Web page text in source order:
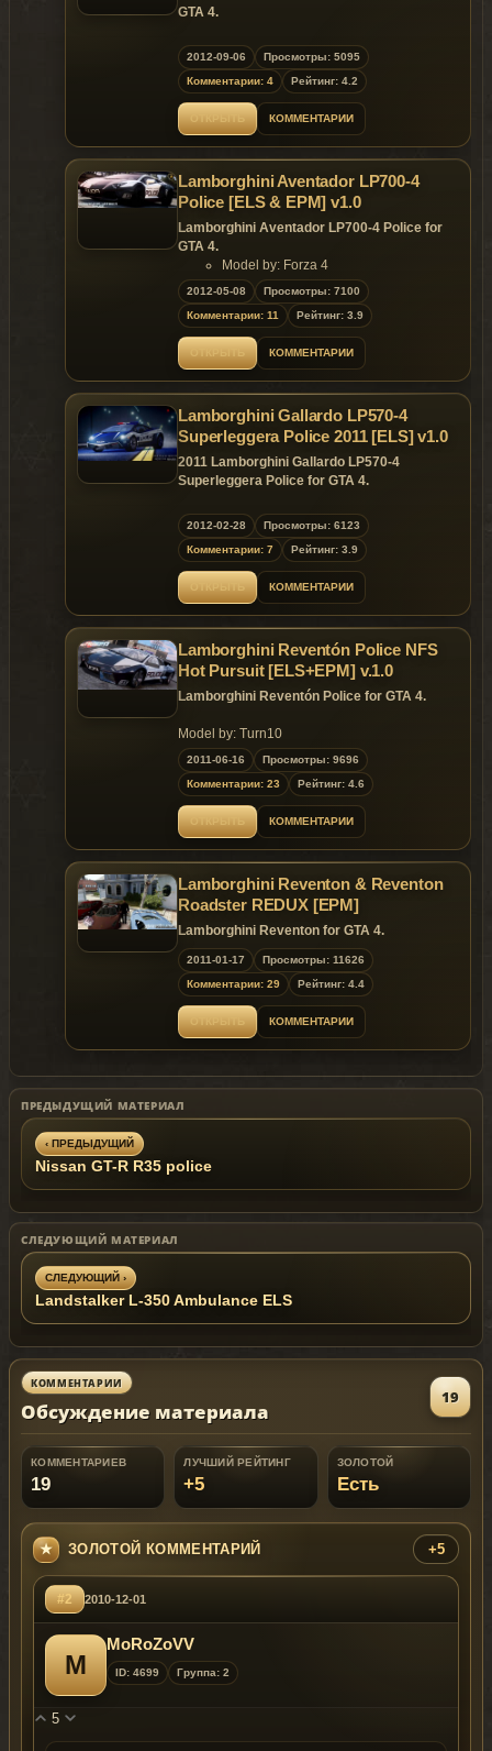
GTA 4.
Replaces: any car
2012-09-06
Просмотры: 5095
Комментарии: 4
Рейтинг: 4.2
КОММЕНТАРИИ
Lamborghini Aventador LP700-4
Police [ELS & EPM] v1.0
Lamborghini Aventador LP700-4 Police for
GTA 4.
Model by: Forza 4
Edit & convert: DanteUniversal
Settings by: Kubo from (GTA-Expert.it)
Replaces: any car
2012-05-08
Просмотры: 7100
Комментарии: 11
Рейтинг: 3.9
КОММЕНТАРИИ
Lamborghini Gallardo LP570-4
Superleggera Police 2011 [ELS] v1.0
2011 Lamborghini Gallardo LP570-4
Superleggera Police for GTA 4.
Replaces: any car
2012-02-28
Просмотры: 6123
Комментарии: 7
Рейтинг: 3.9
КОММЕНТАРИИ
Lamborghini Reventón Police NFS
Hot Pursuit [ELS+EPM] v.1.0
Lamborghini Reventón Police for GTA 4.
Model by: Turn10
Lightbar by: Electronic Arts
Edited & Converted by: DanteUniversal
Compatible with Emergency Lighting System
[ELS] v6
Is possible to use Extra Parts Moving Mod
2011-06-16
Просмотры: 9696
Комментарии: 23
Рейтинг: 4.6
КОММЕНТАРИИ
Lamborghini Reventon & Reventon
Roadster REDUX [EPM]
Lamborghini Reventon for GTA 4.
2011-01-17
Просмотры: 11626
Комментарии: 29
Рейтинг: 4.4
КОММЕНТАРИИ
ПРЕДЫДУЩИЙ МАТЕРИАЛ
‹ ПРЕДЫДУЩИЙ
Nissan GT-R R35 police
СЛЕДУЮЩИЙ МАТЕРИАЛ
СЛЕДУЮЩИЙ ›
Landstalker L-350 Ambulance ELS
КОММЕНТАРИИ
Обсуждение материала
19
КОММЕНТАРИЕВ
19
ЛУЧШИЙ РЕЙТИНГ
+5
ЗОЛОТОЙ
Есть
ЗОЛОТОЙ КОММЕНТАРИЙ +5
#2 2010-12-01
M
MoRoZoVV
ID: 4699 Группа: 2
5